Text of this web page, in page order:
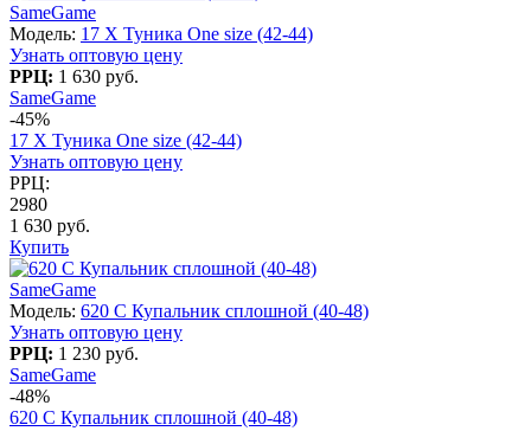
SameGame
Модель: 17 X Туника One size (42-44)
Узнать оптовую цену
РРЦ: 1 630 руб.
SameGame
-45%
17 X Туника One size (42-44)
Узнать оптовую цену
РРЦ:
2980
1 630 руб.
Купить
SameGame
Модель: 620 C Купальник сплошной (40-48)
Узнать оптовую цену
РРЦ: 1 230 руб.
SameGame
-48%
620 C Купальник сплошной (40-48)